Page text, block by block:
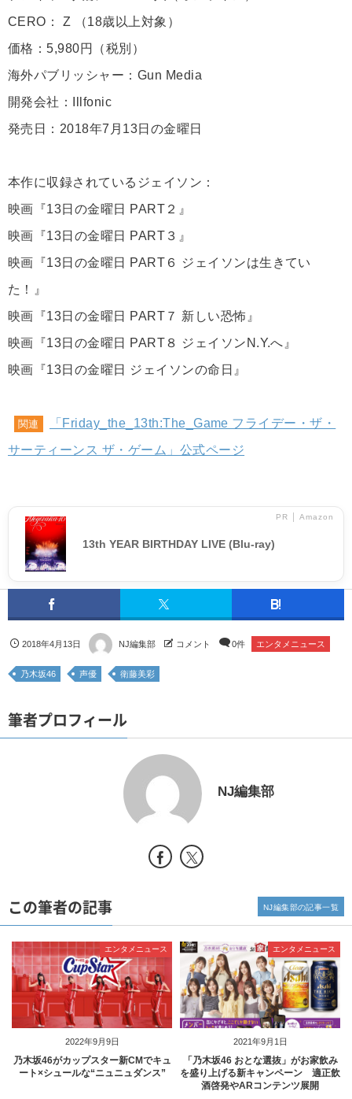
CERO： Z （18歳以上対象）
価格：5,980円（税別）
海外パブリッシャー：Gun Media
開発会社：Illfonic
発売日：2018年7月13日の金曜日
本作に収録されているジェイソン：
映画『13日の金曜日 PART２』
映画『13日の金曜日 PART３』
映画『13日の金曜日 PART６ ジェイソンは生きてい
た！』
映画『13日の金曜日 PART７ 新しい恐怖』
映画『13日の金曜日 PART８ ジェイソンN.Y.へ』
映画『13日の金曜日 ジェイソンの命日』
関連
「Friday_the_13th:The_Game フライデー・ザ・
サーティーンス ザ・ゲーム」公式ページ
PR │ Amazon
13th YEAR BIRTHDAY LIVE (Blu-ray)
2018年4月13日 NJ編集部 コメント 0件 エンタメニュース
乃木坂46 声優 衛藤美彩
筆者プロフィール
NJ編集部
この筆者の記事
2022年9月9日
エンタメニュース
乃木坂46がカップスター新CMでキュ
ート×シュールな“ニュニュダンス”
2021年9月1日
エンタメニュース
「乃木坂46 おとな選抜」がお家飲み
を盛り上げる新キャンペーン 適正飲
酒啓発やARコンテンツ展開
NJ編集部の記事一覧